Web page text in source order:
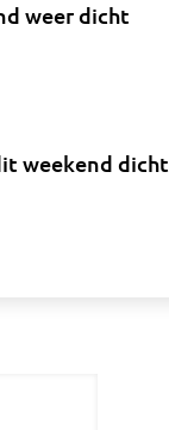
weer dicht
weekend dicht